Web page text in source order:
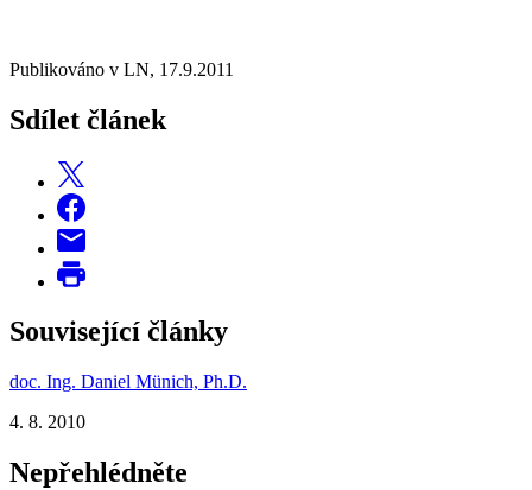
Publikováno v LN, 17.9.2011
Sdílet článek
Související články
doc. Ing. Daniel Münich, Ph.D.
4. 8. 2010
Nepřehlédněte